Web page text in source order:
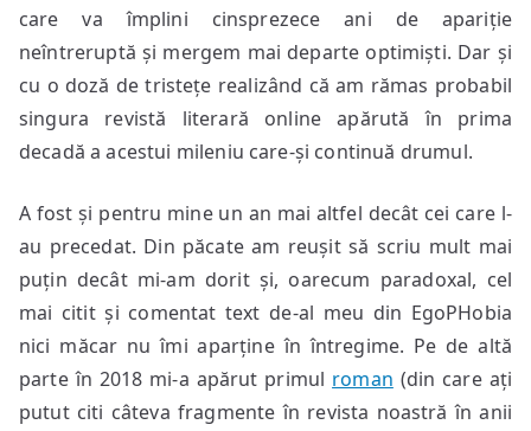
care va împlini cinsprezece ani de apariție
neîntreruptă și mergem mai departe optimiști. Dar și
cu o doză de tristețe realizând că am rămas probabil
singura revistă literară online apărută în prima
decadă a acestui mileniu care-și continuă drumul.
A fost și pentru mine un an mai altfel decât cei care l-
au precedat. Din păcate am reușit să scriu mult mai
puțin decât mi-am dorit și, oarecum paradoxal, cel
mai citit și comentat text de-al meu din EgoPHobia
nici măcar nu îmi aparține în întregime. Pe de altă
parte în 2018 mi-a apărut primul roman (din care ați
putut citi câteva fragmente în revista noastră în anii